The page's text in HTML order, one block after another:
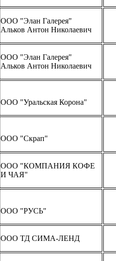
ООО "Элан Галерея"
Альков Антон Николаевич
ООО "Элан Галерея"
Альков Антон Николаевич
ООО "Уральская Корона"
ООО "Скрап"
ООО "КОМПАНИЯ КОФЕ
И ЧАЯ"
ООО "РУСЬ"
ООО ТД СИМА-ЛЕНД